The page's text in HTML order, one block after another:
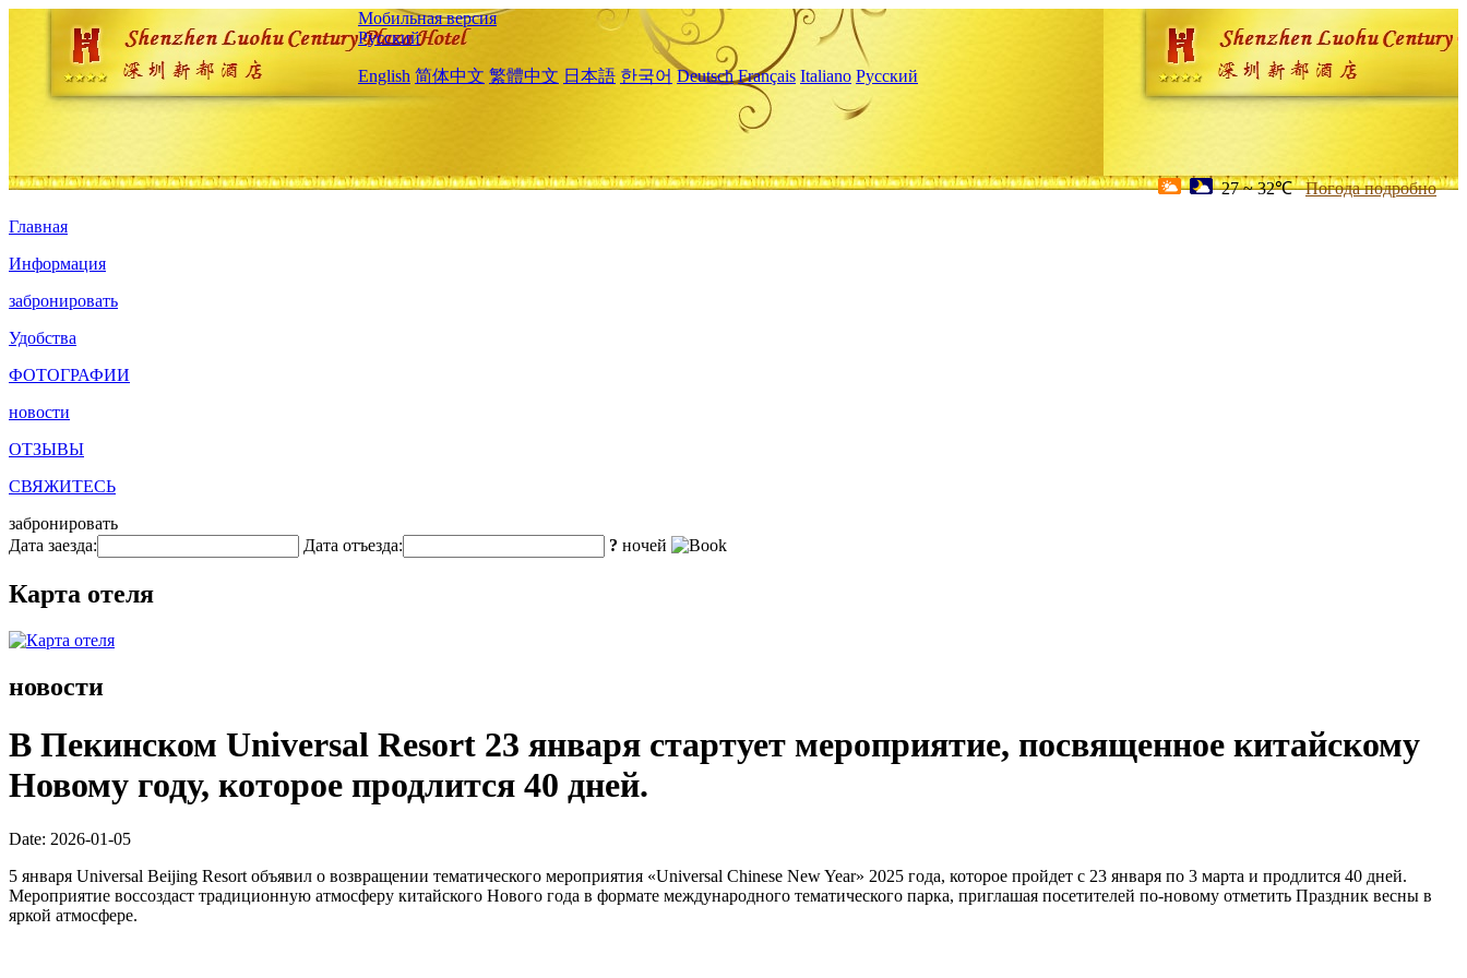
Мобильная версия
Русский
English 简体中文 繁體中文 日本語 한국어 Deutsch Français Italiano Русский
27 ~ 32℃ Погода подробно
Главная
Информация
забронировать
Удобства
ФОТОГРАФИИ
новости
ОТЗЫВЫ
СВЯЖИТЕСЬ
забронировать
Дата заезда:
Дата отъезда: ? ночей
Карта отеля
новости
В Пекинском Universal Resort 23 января стартует мероприятие, посвященное китайскому
Новому году, которое продлится 40 дней.
Date: 2026-01-05
5 января Universal Beijing Resort объявил о возвращении тематического мероприятия «Universal Chinese New Year» 2025 года, которое пройдет с 23 января по 3 марта и продлится 40 дней.
Мероприятие воссоздаст традиционную атмосферу китайского Нового года в формате международного тематического парка, приглашая посетителей по-новому отметить Праздник весны в
яркой атмосфере.